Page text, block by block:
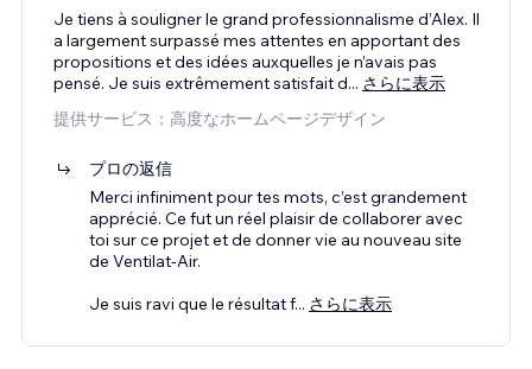
Je tiens à souligner le grand professionnalisme d’Alex. Il
a largement surpassé mes attentes en apportant des
propositions et des idées auxquelles je n’avais pas
pensé. Je suis extrêmement satisfait d... さらに表示
提供サービス：高度なホームページデザイン
プロの返信
Merci infiniment pour tes mots, c’est grandement
apprécié. Ce fut un réel plaisir de collaborer avec
toi sur ce projet et de donner vie au nouveau site
de Ventilat-Air.
Je suis ravi que le résultat f... さらに表示